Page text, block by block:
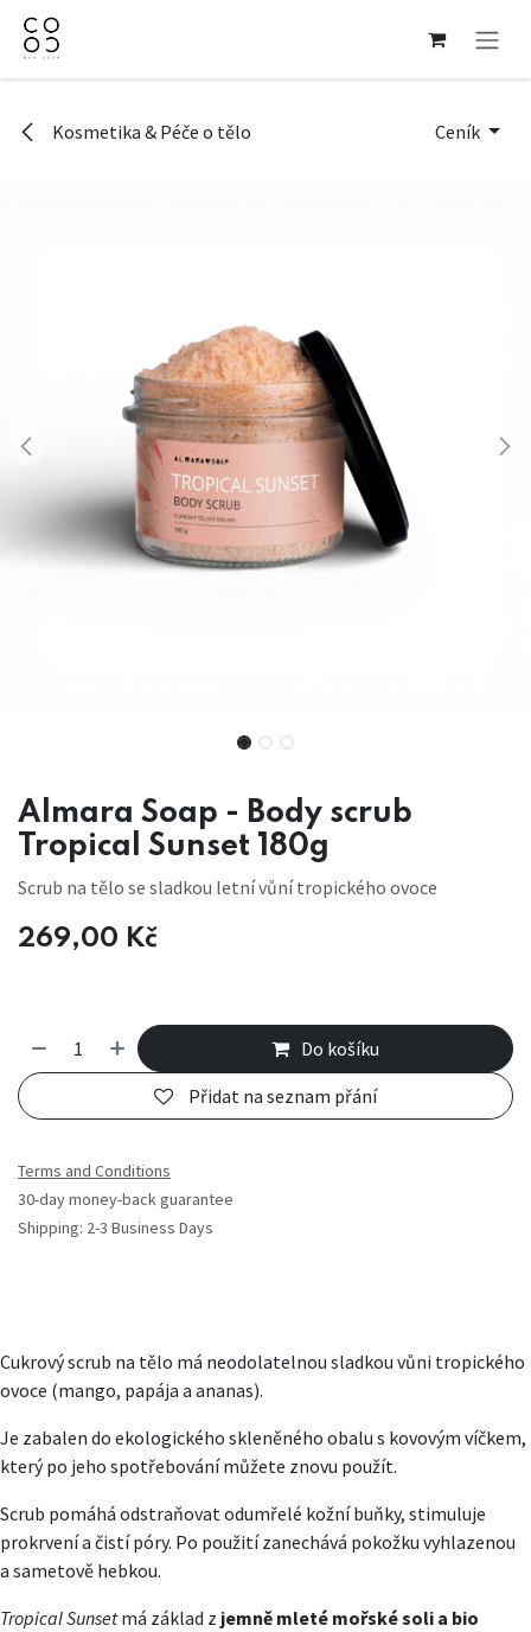
Přejít na obsah
Kosmetika & Péče o tělo Ceník
Almara Soap - Body scrub
Tropical Sunset 180g
Scrub na tělo se sladkou letní vůní tropického ovoce
269,00 Kč
Do košíku
Přidat na seznam přání
Terms and Conditions
30-day money-back guarantee
Shipping: 2-3 Business Days
Cukrový scrub na tělo má neodolatelnou sladkou vůni tropického
ovoce (mango, papája a ananas).
Je zabalen do ekologického skleněného obalu s kovovým víčkem,
který po jeho spotřebování můžete znovu použít.
Scrub pomáhá odstraňovat odumřelé kožní buňky, stimuluje
prokrvení a čistí póry. Po použití zanechává pokožku vyhlazenou
a sametově hebkou.
Tropical Sunsetmá základ z jemně mleté mořské soli a bio